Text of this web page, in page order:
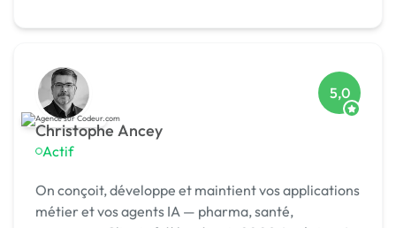
Christophe Ancey
Actif
5,0
On conçoit, développe et maintient vos applications
métier et vos agents IA — pharma, santé,